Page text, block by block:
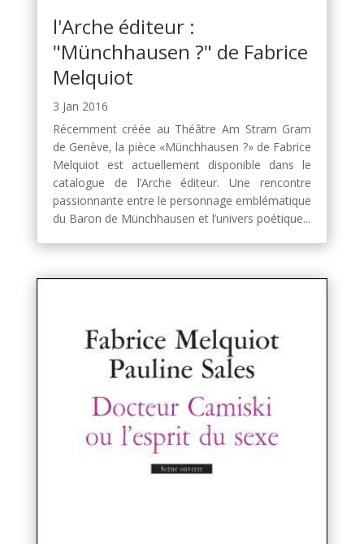
l'Arche éditeur :
"Münchhausen ?" de Fabrice
Melquiot
3 Jan 2016
Récemment créée au Théâtre Am Stram Gram
de Genève, la pièce «Münchhausen ?» de Fabrice
Melquiot est actuellement disponible dans le
catalogue de l’Arche éditeur. Une rencontre
passionnante entre le personnage emblématique
du Baron de Münchhausen et l’univers poétique...